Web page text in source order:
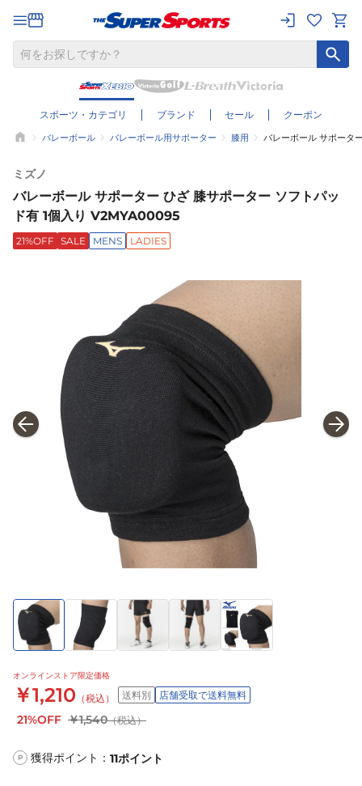
スポーツ・カテゴリ ブランド セール クーポン
バレーボール バレーボール用サポーター 膝用 バレーボール サポータ
ミズノ
バレーボール サポーター ひざ 膝サポーター ソフトパッ
ド有 1個入り V2MYA00095
21%OFF SALE MENS LADIES
オンラインストア限定価格
￥1,210 （税込） 送料別 店舗受取で送料無料
21%OFF ￥1,540（税込）
P 獲得ポイント： 11ポイント